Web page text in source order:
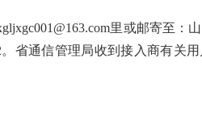
里或邮寄至：
省通信管理局收到接入商有关